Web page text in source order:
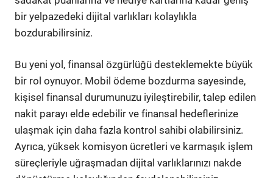
bir yelpazedeki dijital varlıkları kolaylıkla
bozdurabilirsiniz.
Bu yeni yol, finansal özgürlüğü desteklemekte büyük
bir rol oynuyor. Mobil ödeme bozdurma sayesinde,
kişisel finansal durumunuzu iyileştirebilir, talep edilen
nakit parayı elde edebilir ve finansal hedeflerinize
ulaşmak için daha fazla kontrol sahibi olabilirsiniz.
Ayrıca, yüksek komisyon ücretleri ve karmaşık işlem
süreçleriyle uğraşmadan dijital varlıklarınızı nakde